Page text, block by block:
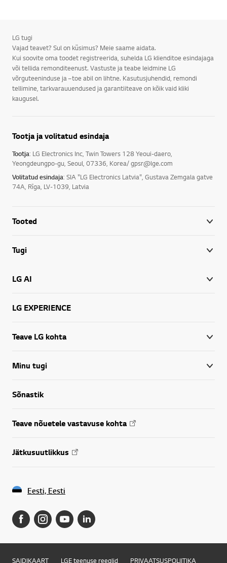
LG tugi
Vajad teavet? Sul on küsimus? Meie saame aidata.
Kui soovite oma toodet registreerida, suhelda LG klienditoe esindajaga
või tellida remonditeenust. Vastuste ja teabe leidmine LG
võrguteeninduse ja –toe abil on lihtne. Kasutusjuhendid, remondi
tellimine, tarkvarauuendused ja garantiiteave on kõik vaid kliki
kaugusel.
Tootja ja volitatud esindaja
Tootja: LG Electronics Inc, Twin Towers 128 Yeoui-daero,
Yeongdeungpo-gu, Seoul, 07336, Korea/ gpsr@lge.com
Volitatud esindaja: SIA "LG Electronics Latvia", Gustava Zemgala gatve
74A, Rīga, LV-1039, Latvia
Tooted
Tugi
LG AI
LG EXPERIENCE
Teave LG kohta
Minu tugi
Sõnastik
Teave nõuetele vastavuse kohta
Jätkusuutlikkus
Eesti, Eesti
SAIDIKAART LGE teenuse reeglid PRIVAATSUSPOLIITIKA